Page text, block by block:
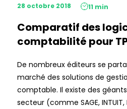
28 octobre 2018 11 min
Comparatif des
comptabilité pour
De nombreux éditeurs se
marché des solutions de
comptable. Il existe des
secteur (comme SAGE, INTUIT,